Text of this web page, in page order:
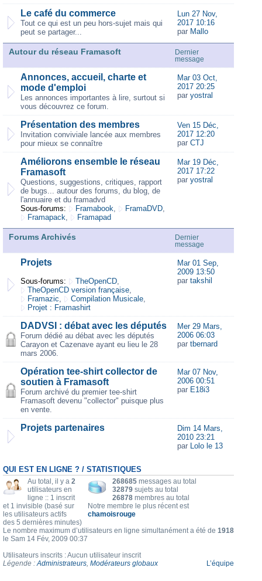
Le café du commerce
Tout ce qui est un peu hors-sujet mais qui
peut se partager...
Lun 27 Nov,
2017 10:16
par Mallo
Autour du réseau Framasoft
Dernier
message
Annonces, accueil, charte et
mode d'emploi
Les annonces importantes à lire, surtout si
vous découvrez ce forum.
Mar 03 Oct,
2017 20:25
par yostral
Présentation des membres
Invitation conviviale lancée aux membres
pour mieux se connaître
Ven 15 Déc,
2017 12:20
par CTJ
Améliorons ensemble le réseau
Framasoft
Questions, suggestions, critiques, rapport
de bugs... autour des forums, du blog, de
l'annuaire et du framadvd
Sous-forums:
Framabook, FramaDVD,
Framapack, Framapad
Mar 19 Déc,
2017 17:22
par yostral
Forums Archivés
Dernier
message
Projets
Sous-forums: TheOpenCD,
TheOpenCD version française,
Framazic, Compilation Musicale,
Projet : Framashirt
Mar 01 Sep,
2009 13:50
par takshil
DADVSI : débat avec les députés
Forum dédié au débat avec les députés
Carayon et Cazenave ayant eu lieu le 28
mars 2006.
Mer 29 Mars,
2006 06:03
par tbernard
Opération tee-shirt collector de
soutien à Framasoft
Forum archivé du premier tee-shirt
Framasoft devenu "collector" puisque plus
en vente.
Mar 07 Nov,
2006 00:51
par E18i3
Projets partenaires
Dim 14 Mars,
2010 23:21
par Lolo le 13
QUI EST EN LIGNE ? / STATISTIQUES
268685 messages au total
32879 sujets au total
26878 membres au total
Notre membre le plus récent est
chamoisrouge
Au total, il y a 2
utilisateurs en
ligne :: 1 inscrit
et 1 invisible (basé sur
les utilisateurs actifs
des 5 dernières minutes)
Le nombre maximum d’utilisateurs en ligne simultanément a été de 1918
le Sam 14 Fév, 2009 00:37
Utilisateurs inscrits : Aucun utilisateur inscrit
Légende :Administrateurs, Modérateurs globaux L’équipe